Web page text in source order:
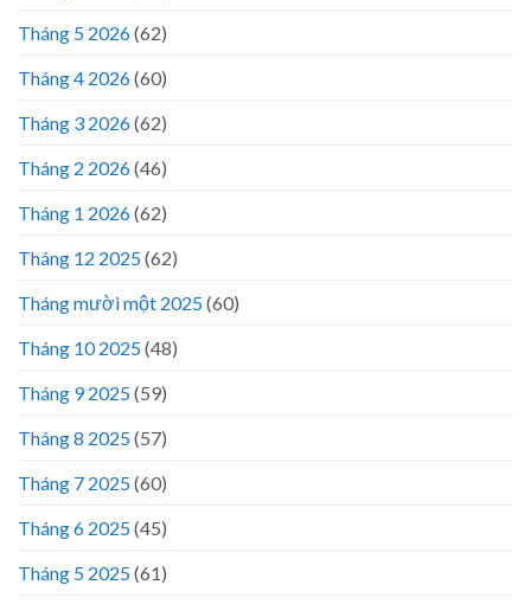
Tháng 5 2026(62)
Tháng 4 2026(60)
Tháng 3 2026(62)
Tháng 2 2026(46)
Tháng 1 2026(62)
Tháng 12 2025(62)
Tháng mười một 2025(60)
Tháng 10 2025(48)
Tháng 9 2025(59)
Tháng 8 2025(57)
Tháng 7 2025(60)
Tháng 6 2025(45)
Tháng 5 2025(61)